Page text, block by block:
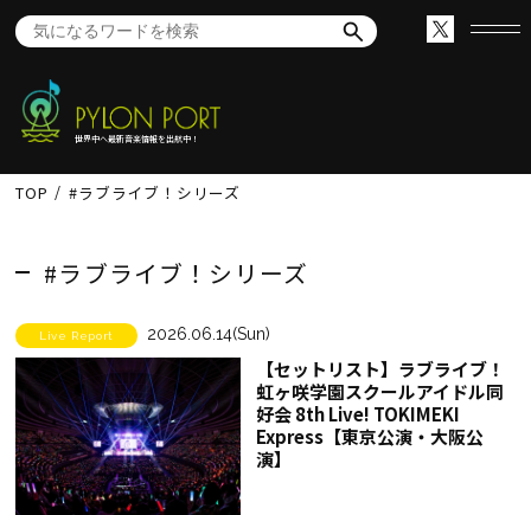
世界中へ最新音楽情報を出航中！
TOP #ラブライブ！シリーズ
#ラブライブ！シリーズ
Live Report 2026.06.14(Sun)
【セットリスト】ラブライブ！
虹ヶ咲学園スクールアイドル同
好会 8th Live! TOKIMEKI
Express【東京公演・大阪公
演】